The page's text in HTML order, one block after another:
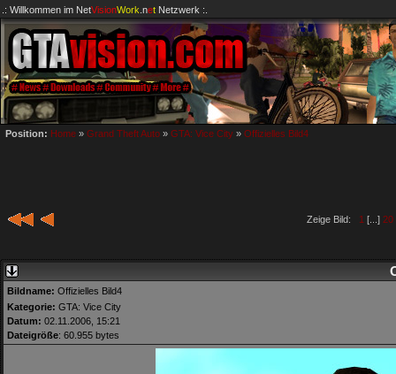
.: Willkommen im NetVisionWork .netNetzwerk :.
Position: Home » Grand Theft Auto » GTA: Vice City » Offizielles Bild4
Zeige Bild: 1 [...] 20
Bildname: Offizielles Bild4
Kategorie: GTA: Vice City
Datum: 02.11.2006, 15:21
Dateigröße: 60.955 bytes